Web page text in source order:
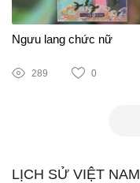
Ngưu lang chức nữ
289 0
LỊCH SỬ VIỆT NAM